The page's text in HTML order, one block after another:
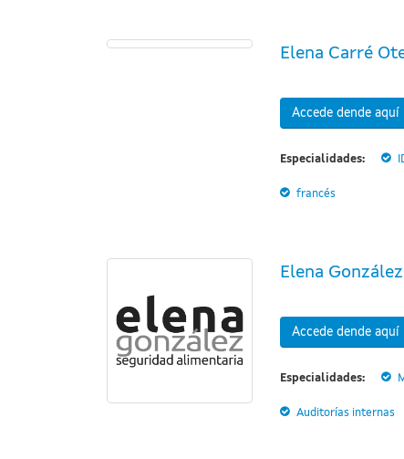
Elena Carré
Accede dende aquí
Especialidades:
francés
Elena
Accede dende aquí
Especialidades:
Auditorías internas